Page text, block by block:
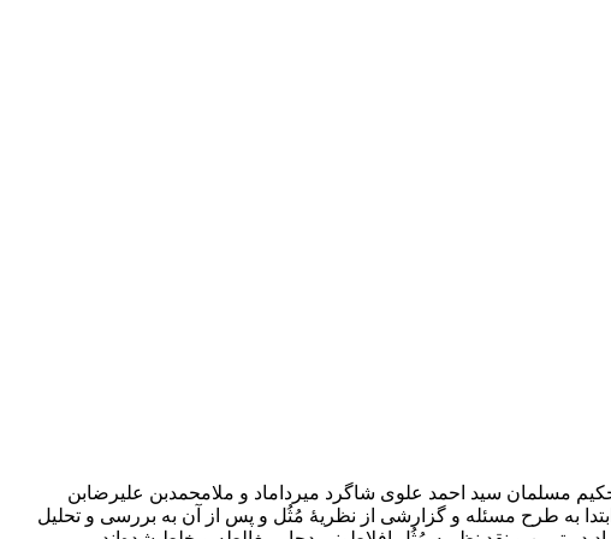
حکیم مسلمان سید احمد علوی شاگرد میرداماد و ملامحمد‌بن علیرضا‌بن
ابتدا به طرح مسئله و گزارشی از نظریۀ مُثُل و پس از آن به بررسی و تحلیل